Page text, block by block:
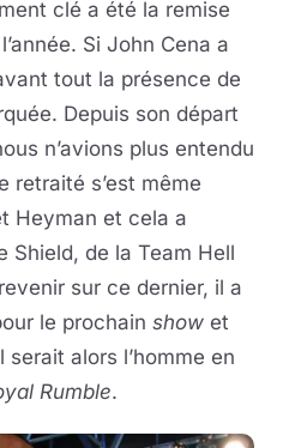
clé a été la remise
Si John Cena a
tout la présence de
Depuis son départ
n’avions plus entendu
retraité s’est même
Heyman et cela a
Shield, de la Team Hell
sur ce dernier, il a
le prochain show et
serait alors l’homme en
Rumble.